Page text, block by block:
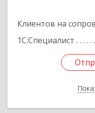
Клиентов на
1С:Специалист